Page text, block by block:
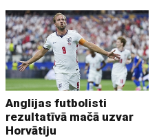
Anglijas futbolisti
rezultatīvā mačā uzvar
Horvātiju